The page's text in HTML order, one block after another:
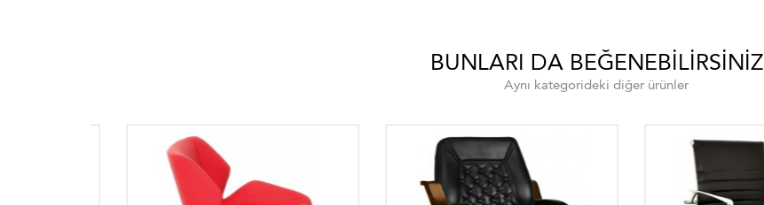
BUNLARI DA BEĞENEBILIRSINIZ
Aynı kategorideki diğer ürünler